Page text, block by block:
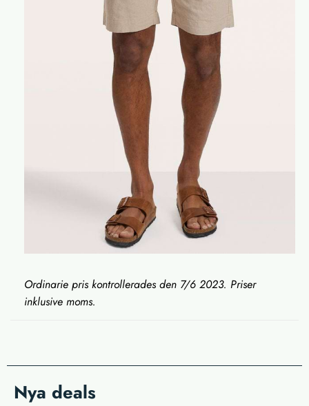
Ordinarie pris kontrollerades den 7/6 2023. Priser
inklusive moms.
Nya deals